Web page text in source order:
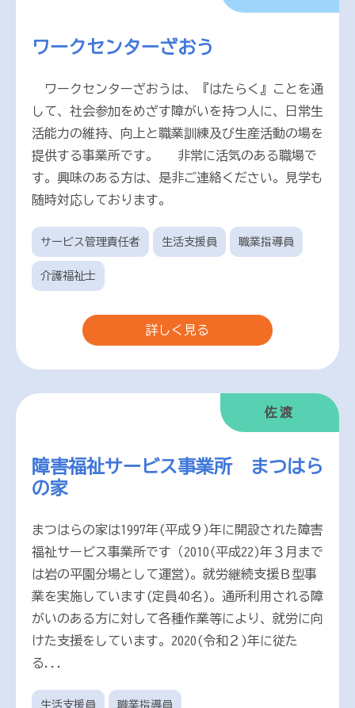
ワークセンターざおう
ワークセンターざおうは、『はたらく』ことを通
して、社会参加をめざす障がいを持つ人に、日常生
活能力の維持、向上と職業訓練及び生産活動の場を
提供する事業所です。 非常に活気のある職場で
す。興味のある方は、是非ご連絡ください。見学も
随時対応しております。
サービス管理責任者 生活支援員 職業指導員
介護福祉士
詳しく見る
障害福祉サービス事業所 まつはら
の家
佐渡
まつはらの家は1997年(平成９)年に開設された障害
福祉サービス事業所です（2010(平成22)年３月まで
は岩の平園分場として運営)。就労継続支援Ｂ型事
業を実施しています(定員40名)。通所利用される障
がいのある方に対して各種作業等により、就労に向
けた支援をしています。2020(令和２)年に従た
る...
生活支援員 職業指導員